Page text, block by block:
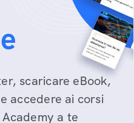
scaricare eBook,
accedere ai corsi
a te